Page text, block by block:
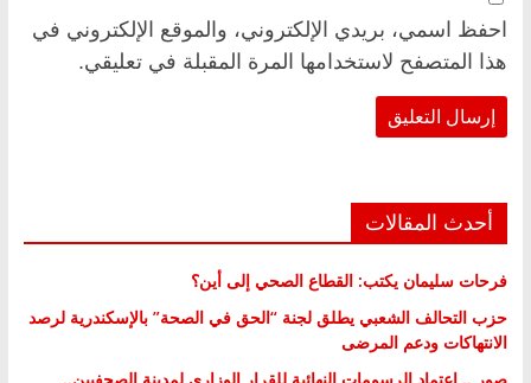
احفظ اسمي، بريدي الإلكتروني، والموقع الإلكتروني في
هذا المتصفح لاستخدامها المرة المقبلة في تعليقي.
أحدث المقالات
فرحات سليمان يكتب: القطاع الصحي إلى أين؟
حزب التحالف الشعبي يطلق لجنة “الحق في الصحة” بالإسكندرية لرصد
الانتهاكات ودعم المرضى